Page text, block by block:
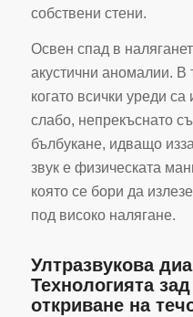
собствени стени.
Освен спад в
акустични аномалии. В
когато всички уреди
слабо, непрекъснато
бълбукане, идващо
звук е физическата
която се бори да
под високо налягане.
Ултразвукова
Технологията
откриване на